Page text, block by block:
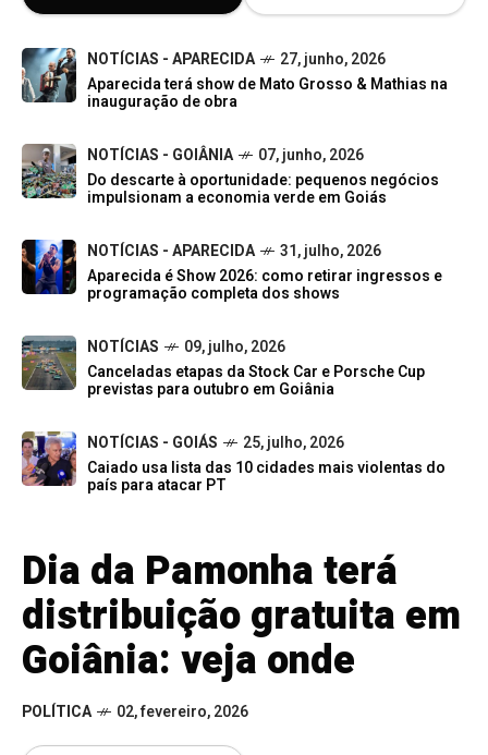
NOTÍCIAS - APARECIDA
27, junho, 2026
Aparecida terá show de Mato Grosso & Mathias na
inauguração de obra
NOTÍCIAS - GOIÂNIA
07, junho, 2026
Do descarte à oportunidade: pequenos negócios
impulsionam a economia verde em Goiás
NOTÍCIAS - APARECIDA
31, julho, 2026
Aparecida é Show 2026: como retirar ingressos e
programação completa dos shows
NOTÍCIAS
09, julho, 2026
Canceladas etapas da Stock Car e Porsche Cup
previstas para outubro em Goiânia
NOTÍCIAS - GOIÁS
25, julho, 2026
Caiado usa lista das 10 cidades mais violentas do
país para atacar PT
Dia da Pamonha terá
distribuição gratuita em
Goiânia: veja onde
POLÍTICA 02, fevereiro, 2026